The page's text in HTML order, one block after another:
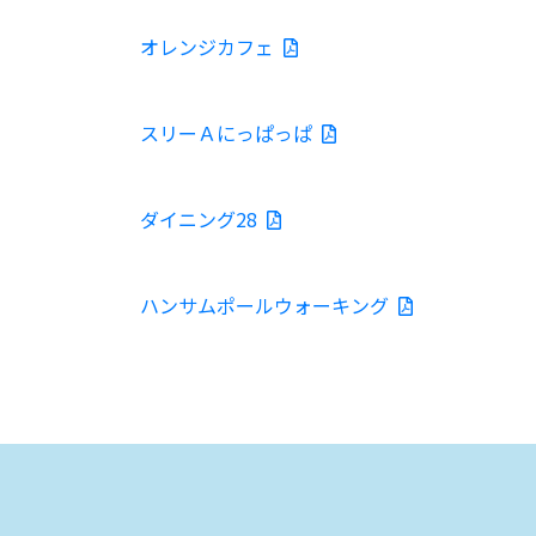
オレンジカフェ
スリーＡにっぱっぱ
ダイニング28
ハンサムポールウォーキング